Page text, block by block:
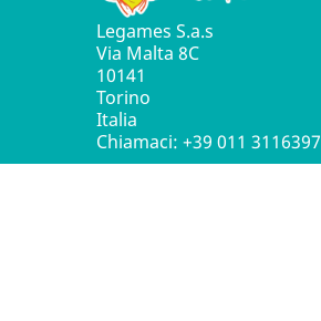
Legames S.a.s
Via Malta 8C
10141
Torino
Italia
Chiamaci: +39 011 3116397